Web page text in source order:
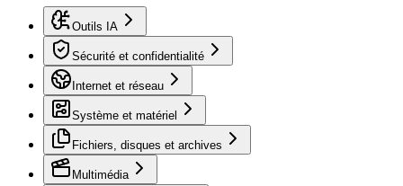
Outils IA
Sécurité et confidentialité
Internet et réseau
Système et matériel
Fichiers, disques et archives
Multimédia